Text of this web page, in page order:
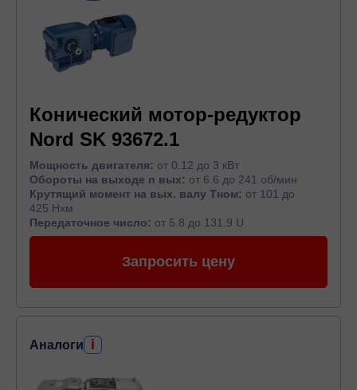
Конический мотор-редуктор
Nord SK 93672.1
Мощность двигателя: от 0.12 до 3 кВт
Обороты на выходе n вых: от 6.6 до 241 об/мин
Крутящий момент на вых. валу Тном: от 101 до
425 Нхм
Передаточное число: от 5.8 до 131.9 U
Запросить цену
Аналоги i